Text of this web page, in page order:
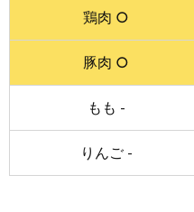
鶏肉 ○
豚肉 ○
もも -
りんご -